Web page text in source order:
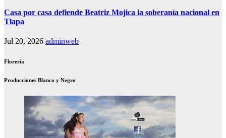
Casa por casa defiende Beatriz Mojica la soberanía nacional en
Tlapa
Jul 20, 2026 adminweb
Florería
Producciones Blanco y Negro